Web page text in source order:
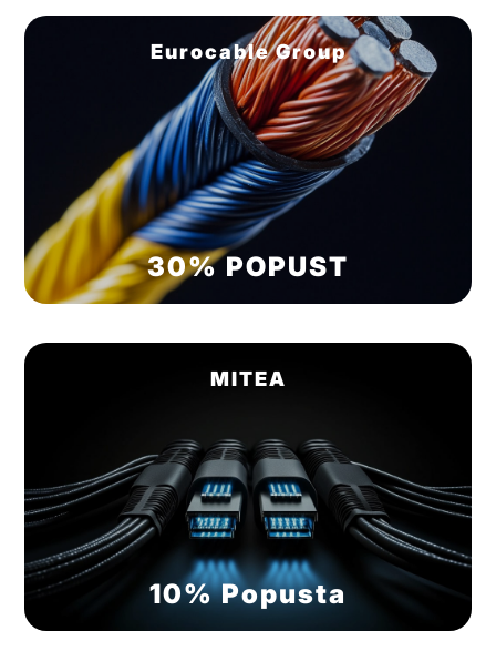
Eurocable Group
30% POPUST
MITEA
10% Popusta